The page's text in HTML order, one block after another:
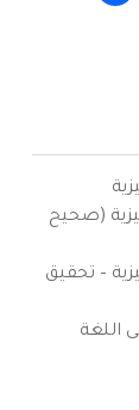
(صحيح
– تحقيق
اللغة